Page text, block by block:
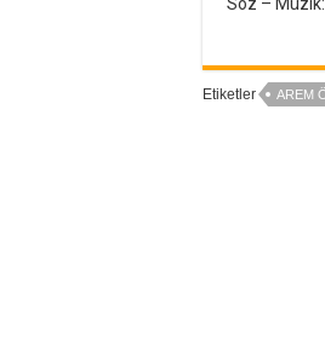
Etiketler AREM